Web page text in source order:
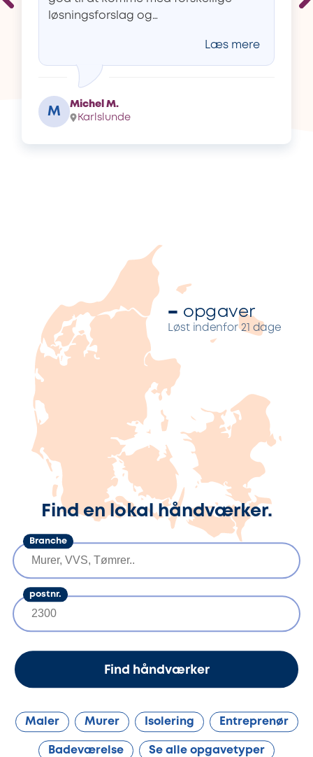
løsningsforslag og…
Læs mere
M
Michel M.
Karlslunde
Find en lokal håndværker.
Branche
postnr.
Find håndværker
Maler Murer Isolering Entreprenør
Badeværelse Se alle opgavetyper
– opgaver
Løst indenfor 21 dage